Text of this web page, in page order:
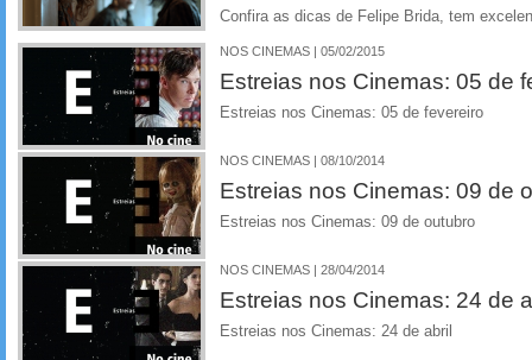
Confira as dicas de Felipe Brida, tem
NOS CINEMAS | 05/02/2015
Estreias nos Cinemas: 05 de
Estreias nos Cinemas: 05 de fevereiro
NOS CINEMAS | 08/10/2014
Estreias nos Cinemas: 09 de
Estreias nos Cinemas: 09 de outubro
NOS CINEMAS | 28/04/2014
Estreias nos Cinemas: 24 de
Estreias nos Cinemas: 24 de abril